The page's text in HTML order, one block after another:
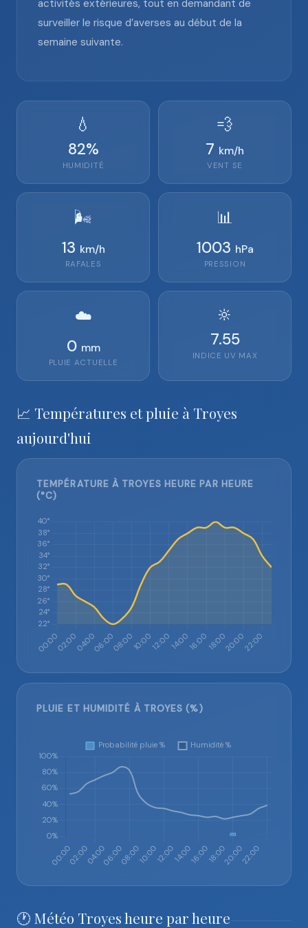
activités extérieures, tout en demandant de
surveiller le risque d’averses au début de la
semaine suivante.
💧
82%
HUMIDITÉ
💨
7 km/h
VENT SE
🌬️
13 km/h
RAFALES
📊
1003 hPa
PRESSION
☁️
0 mm
PLUIE ACTUELLE
🔆
7.55
INDICE UV MAX
📈 Températures et pluie à Troyes
aujourd'hui
TEMPÉRATURE À TROYES HEURE PAR HEURE
(°C)
PLUIE ET HUMIDITÉ À TROYES (%)
🕐 Météo Troyes heure par heure